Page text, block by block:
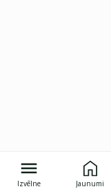
Izvēlne Jaunumi